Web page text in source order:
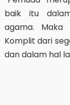
baik itu
agama.
Komplit dari
dan dalam hal